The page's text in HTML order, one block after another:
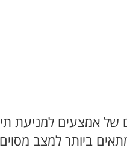
של אמצעים למניעת
ביותר למצב